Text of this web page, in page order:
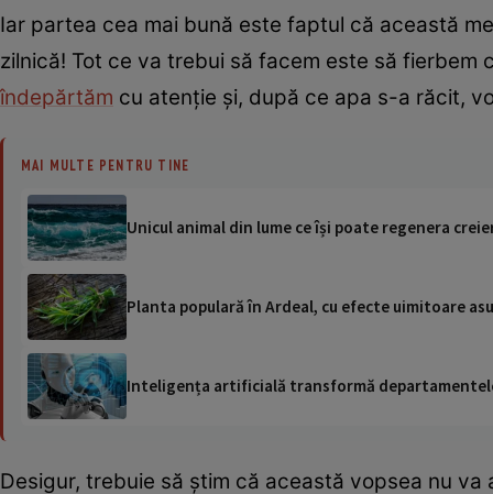
Iar partea cea mai bună este faptul că această
zilnică! Tot ce va trebui să facem este să
îndepărtăm cu atenție și, după ce apa s-a răcit,
MAI MULTE PENTRU TINE
Unicul animal din lume ce își poate regenera
Planta populară în Ardeal, cu efecte uimitoare
Inteligența artificială transformă
Desigur, trebuie să știm că această vopsea nu